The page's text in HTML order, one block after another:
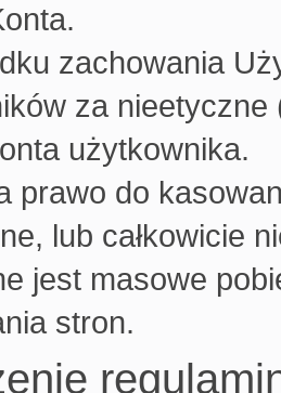
zachowania
za
użytkownika.
prawo do
lub całkowicie
jest masowe
stron.